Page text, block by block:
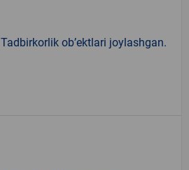
Tadbirkorlik ob’ektlari joylashgan.